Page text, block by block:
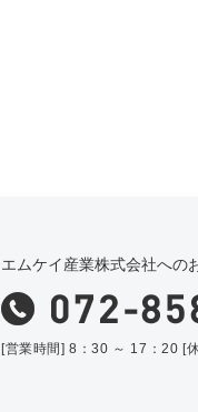
エムケイ産業株式会社への
[営業時間] 8：30 ～ 17：20 [